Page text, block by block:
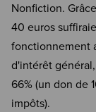
Nonfiction.
40 euros
fonctionnement
d'intérêt
66% (un don de
impôts).